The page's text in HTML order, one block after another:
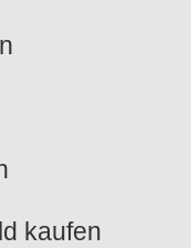
kaufen